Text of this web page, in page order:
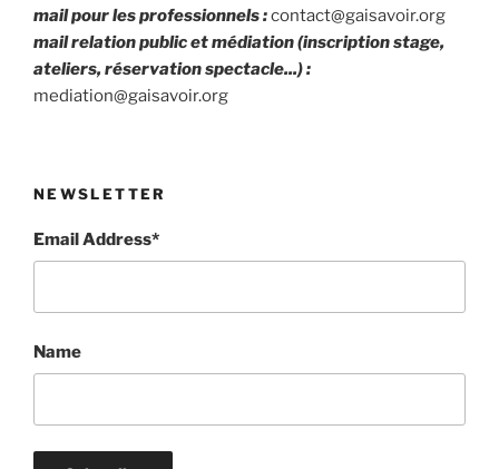
mail pour les professionnels :contact@gaisavoir.org
mail relation public et médiation (inscription stage,
ateliers, réservation spectacle...) :
mediation@gaisavoir.org
NEWSLETTER
Email Address*
Name